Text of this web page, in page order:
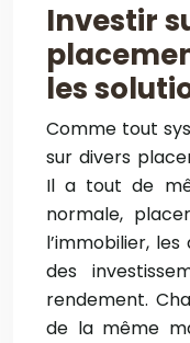
Investir
les
Comme tout
sur divers
Il a tout de
normale,
l’immobilier,
des
rendement.
de la même